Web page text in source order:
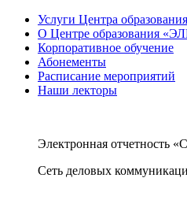
Услуги Центра образования
О Центре образования
Корпоративное обучение
Абонементы
Расписание мероприятий
Наши лекторы
Электронная отчетность
Сеть деловых